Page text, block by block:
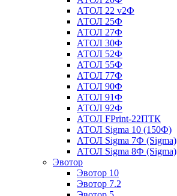
АТОЛ 22 v2Ф
АТОЛ 25Ф
АТОЛ 27Ф
АТОЛ 30Ф
АТОЛ 52Ф
АТОЛ 55Ф
АТОЛ 77Ф
АТОЛ 90Ф
АТОЛ 91Ф
АТОЛ 92Ф
АТОЛ FPrint-22ПТК
АТОЛ Sigma 10 (150Ф)
АТОЛ Sigma 7Ф (Sigma)
АТОЛ Sigma 8Ф (Sigma)
Эвотор
Эвотор 10
Эвотор 7.2